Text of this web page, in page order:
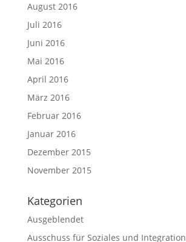
August 2016
Juli 2016
Juni 2016
Mai 2016
April 2016
März 2016
Februar 2016
Januar 2016
Dezember 2015
November 2015
Kategorien
Ausgeblendet
Ausschuss für Soziales und Integration